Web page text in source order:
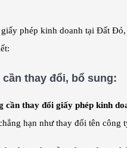
phép kinh doanh tại Đất
thay đổi, bổ sung:
cần thay đổi giấy phép kinh
hạn như thay đổi tên